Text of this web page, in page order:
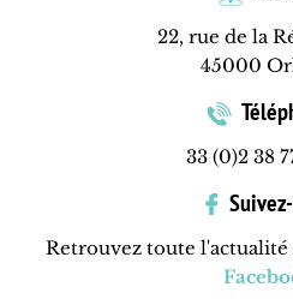
22, rue de la
45000
33 (0)2 38
Retrouvez toute l'actualité